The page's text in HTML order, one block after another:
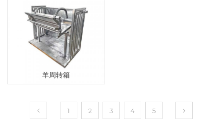
羊周转箱
1 2 3 4 5